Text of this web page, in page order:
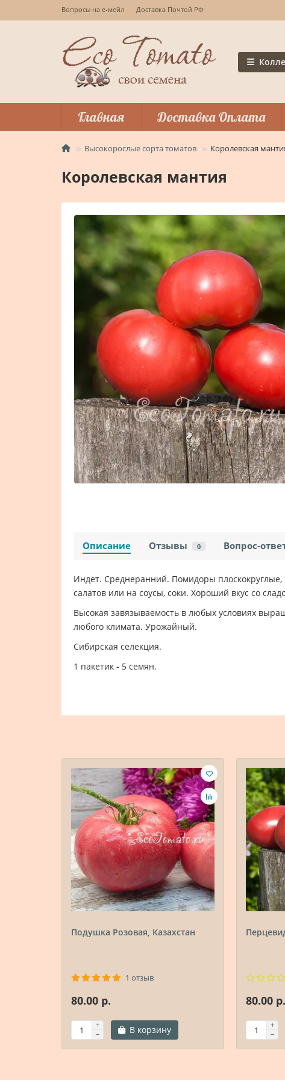
Вопросы на е-мейл Доставка Почтой РФ
Главная Доставка Оплата
Высокорослые сорта томатов Королевская
Королевская мантия
Описание Отзывы 0 Вопрос-
Индет. Среднеранний. Помидоры
салатов или на соусы, соки. Хороший вкус со
Высокая завязываемость в любых условиях
любого климата. Урожайный.
Сибирская селекция.
1 пакетик - 5 семян.
Подушка Розовая, Казахстан
1 отзыв
80.00 р.
В корзину
80.00 р.